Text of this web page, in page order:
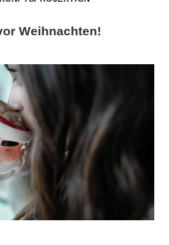
Weihnachten!